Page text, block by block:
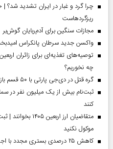
چرا گرد و غبار در ایران تشدید شد؟ |
ریزگردهاست
مجازات سنگین برای آدم‌ربایان گوش‌بر
واکسن جدید سرطان پانکراس
چه نخوریم؟
گره قتل در دی‌جی پارتی با ۵۰ قسم باز می‌شود
ثبت‌نام بیش از یک میلیون نفر در
کنند
متقاضیان ارز
موکول نکنید
کاهش ۲۵ درصدی بستری مجدد